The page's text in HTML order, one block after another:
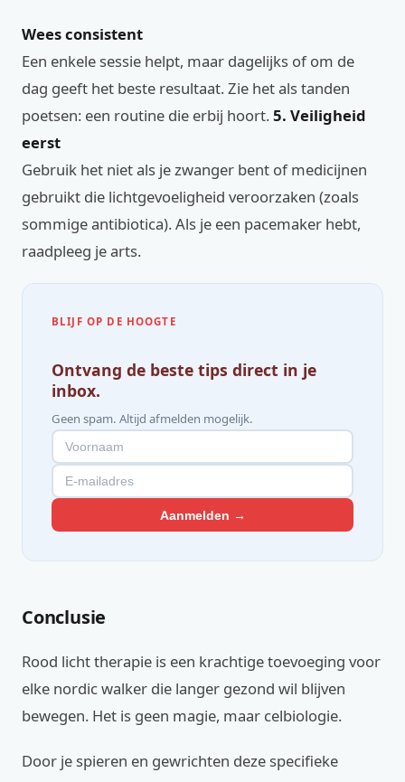
Wees consistent
Een enkele sessie helpt, maar dagelijks of om de
dag geeft het beste resultaat. Zie het als tanden
poetsen: een routine die erbij hoort.5. Veiligheid
eerst
Gebruik het niet als je zwanger bent of medicijnen
gebruikt die lichtgevoeligheid veroorzaken (zoals
sommige antibiotica). Als je een pacemaker hebt,
raadpleeg je arts.
BLIJF OP DE HOOGTE
Ontvang de beste tips direct in je
inbox.
Geen spam. Altijd afmelden mogelijk.
Aanmelden →
Conclusie
Rood licht therapie is een krachtige toevoeging voor
elke nordic walker die langer gezond wil blijven
bewegen. Het is geen magie, maar celbiologie.
Door je spieren en gewrichten deze specifieke